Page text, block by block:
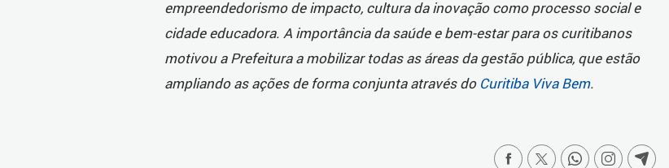
empreendedorismo de impacto, cultura da inovação como processo social e
cidade educadora. A importância da saúde e bem-estar para os curitibanos
motivou a Prefeitura a mobilizar todas as áreas da gestão pública, que estão
ampliando as ações de forma conjunta através do Curitiba Viva Bem.